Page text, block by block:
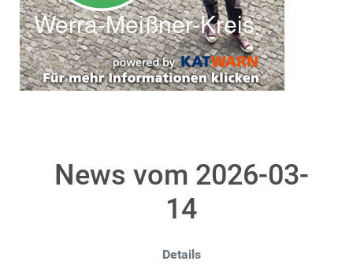
News vom 2026-03-
14
Details